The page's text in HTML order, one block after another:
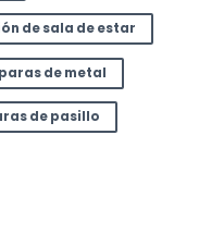
de sala de estar
de metal
de pasillo